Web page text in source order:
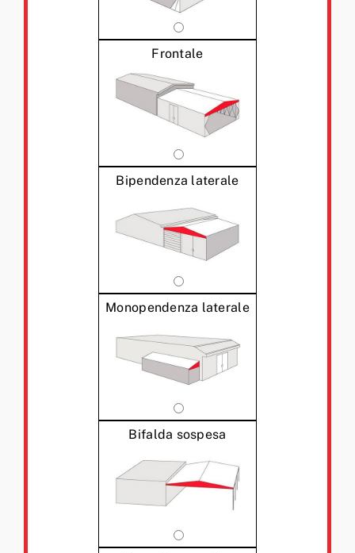
Frontale
Bipendenza laterale
Monopendenza laterale
Bifalda sospesa